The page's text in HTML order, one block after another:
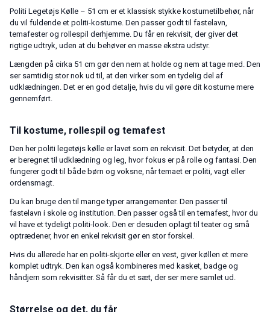
Politi Legetøjs Kølle – 51 cm er et klassisk stykke kostumetilbehør, når
du vil fuldende et politi-kostume. Den passer godt til fastelavn,
temafester og rollespil derhjemme. Du får en rekvisit, der giver det
rigtige udtryk, uden at du behøver en masse ekstra udstyr.
Længden på cirka 51 cm gør den nem at holde og nem at tage med. Den
ser samtidig stor nok ud til, at den virker som en tydelig del af
udklædningen. Det er en god detalje, hvis du vil gøre dit kostume mere
gennemført.
Til kostume, rollespil og temafest
Den her politi legetøjs kølle er lavet som en rekvisit. Det betyder, at den
er beregnet til udklædning og leg, hvor fokus er på rolle og fantasi. Den
fungerer godt til både børn og voksne, når temaet er politi, vagt eller
ordensmagt.
Du kan bruge den til mange typer arrangementer. Den passer til
fastelavn i skole og institution. Den passer også til en temafest, hvor du
vil have et tydeligt politi-look. Den er desuden oplagt til teater og små
optrædener, hvor en enkel rekvisit gør en stor forskel.
Hvis du allerede har en politi-skjorte eller en vest, giver køllen et mere
komplet udtryk. Den kan også kombineres med kasket, badge og
håndjern som rekvisitter. Så får du et sæt, der ser mere samlet ud.
Størrelse og det, du får